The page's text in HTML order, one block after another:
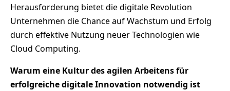
Herausforderung bietet die digitale Revolution
Unternehmen die Chance auf Wachstum und Erfolg
durch effektive Nutzung neuer Technologien wie
Cloud Computing.
Warum eine Kultur des agilen Arbeitens für
erfolgreiche digitale Innovation notwendig ist